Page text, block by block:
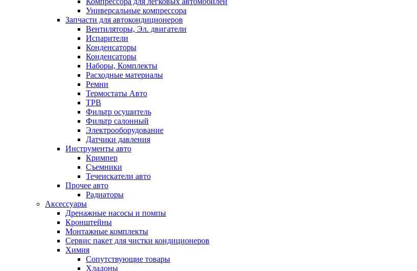
Универсальные компрессора
Запчасти для автокондиционеров
Вентиляторы, Эл. двигатели
Испарители
Конденсаторы
Конденсаторы
Наборы, Комплекты
Расходные материалы
Ремни
Термостаты Авто
ТРВ
Фильтр осушитель
Фильтр салонный
Электрооборудование
Датчики давления
Инструменты авто
Кримпер
Съемники
Течеискатели авто
Прочее авто
Радиаторы
Аксессуары
Дренажные насосы и помпы
Кронштейны
Монтажные комплекты
Сервис пакет для чистки кондиционеров
Химия
Сопутствующие товары
Хладоны